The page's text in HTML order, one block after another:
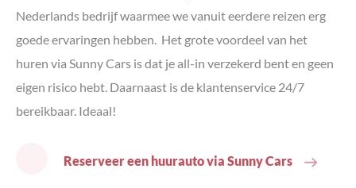
Nederlands bedrijf waarmee we vanuit eerdere reizen erg
goede ervaringen hebben. Het grote voordeel van het
huren via Sunny Cars is dat je all-in verzekerd bent en geen
eigen risico hebt. Daarnaast is de klantenservice 24/7
bereikbaar. Ideaal!
Reserveer een huurauto via Sunny Cars